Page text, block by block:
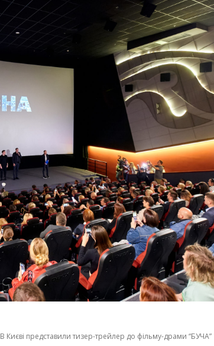
В Києві представили тизер-трейлер до фільму-драми “БУЧА”